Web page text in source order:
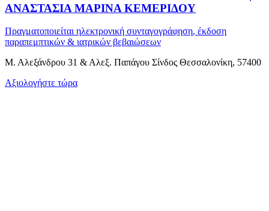
ΑΝΑΣΤΑΣΙΑ ΜΑΡΙΝΑ ΚΕΜΕΡΙΔΟΥ
Πραγματοποιείται ηλεκτρονική συνταγογράφηση, έκδοση
παραπεμπτικών & ιατρικών βεβαιώσεων
Μ. Αλεξάνδρου 31 & Αλεξ. Παπάγου Σίνδος Θεσσαλονίκη, 57400
Αξιολογήστε τώρα